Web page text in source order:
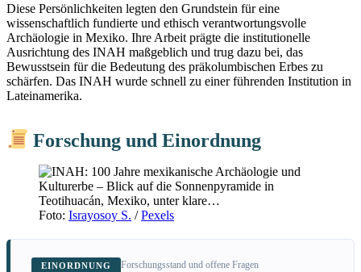
Diese Persönlichkeiten legten den Grundstein für eine
wissenschaftlich fundierte und ethisch verantwortungsvolle
Archäologie in Mexiko. Ihre Arbeit prägte die institutionelle
Ausrichtung des INAH maßgeblich und trug dazu bei, das
Bewusstsein für die Bedeutung des präkolumbischen Erbes zu
schärfen. Das INAH wurde schnell zu einer führenden Institution in
Lateinamerika.
Forschung und Einordnung
Foto: Israyosoy S. /Pexels
EINORDNUNG Forschungsstand und offene Fragen